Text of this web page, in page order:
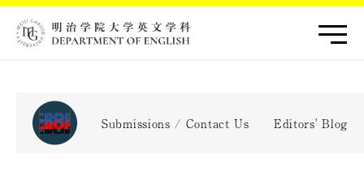
Submissions / Contact Us Editors' Blog